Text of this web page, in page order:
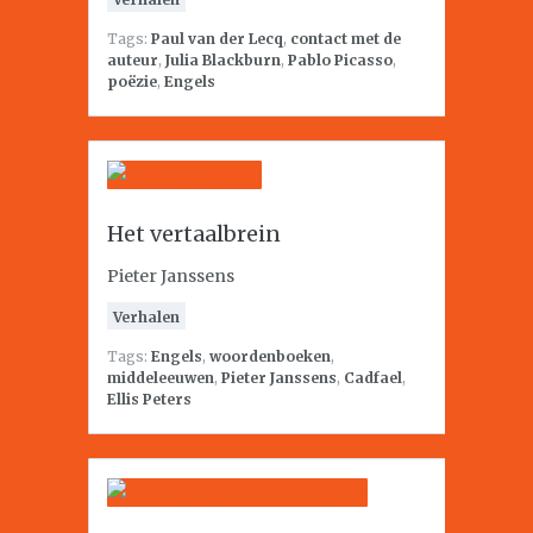
Tags: Paul van der Lecq, contact met de
auteur, Julia Blackburn, Pablo Picasso,
poëzie, Engels
Het vertaalbrein
Pieter Janssens
Verhalen
Tags: Engels, woordenboeken,
middeleeuwen, Pieter Janssens, Cadfael,
Ellis Peters